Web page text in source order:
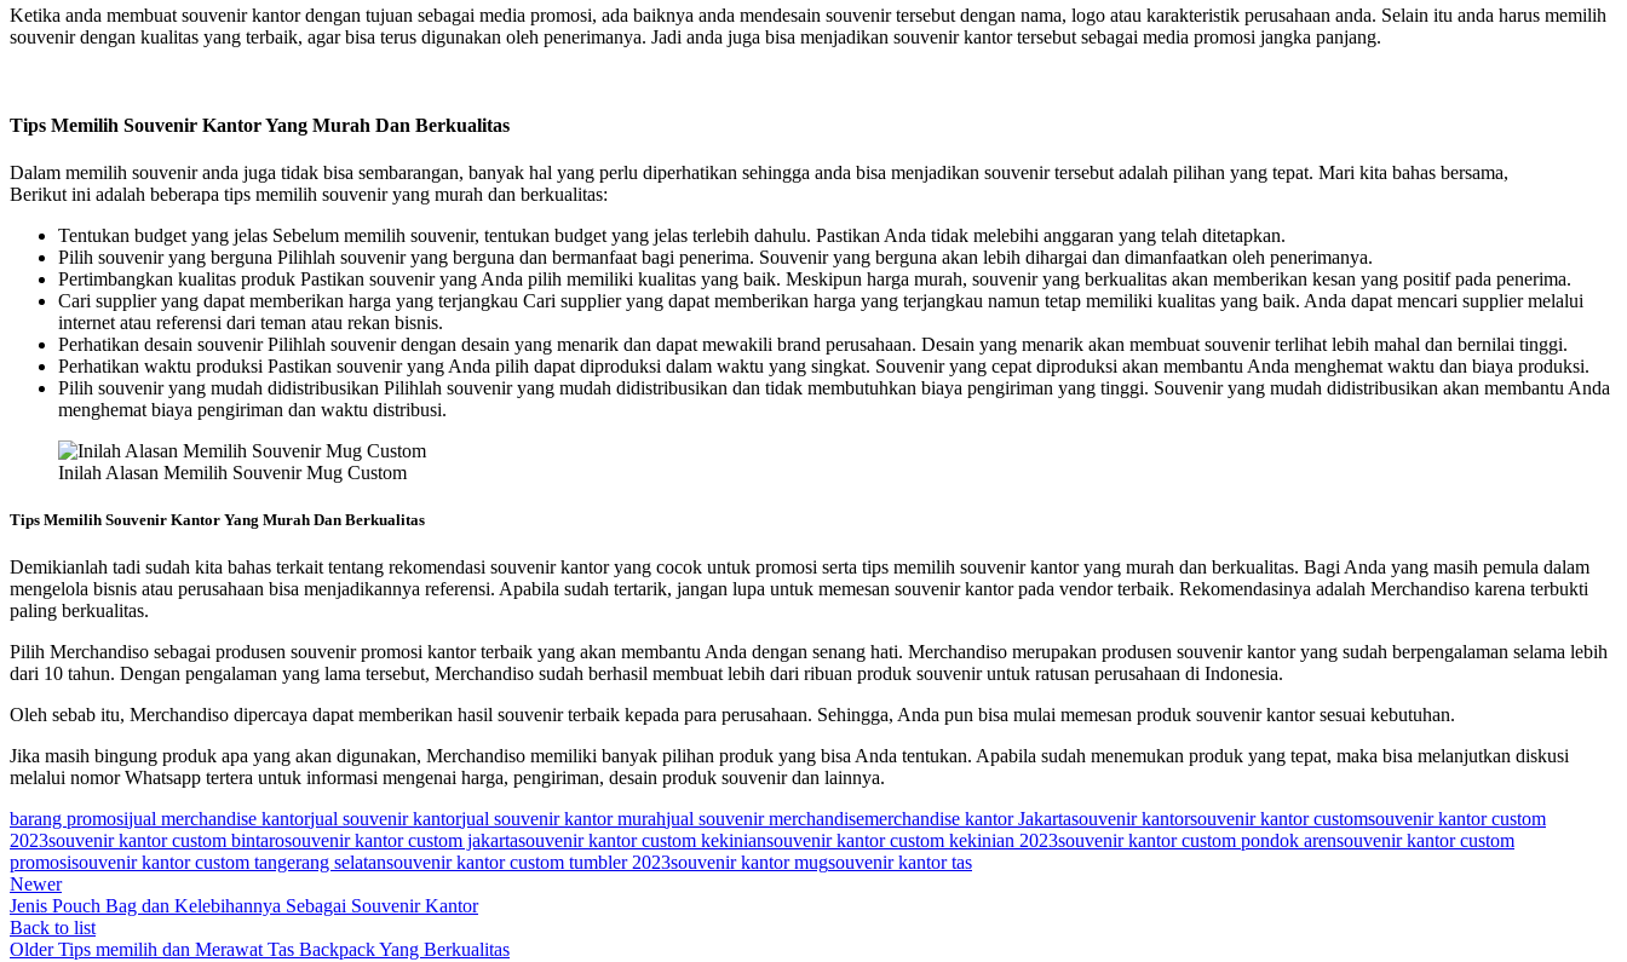
Ketika anda membuat souvenir kantor dengan tujuan sebagai media promosi, ada baiknya anda mendesain souvenir tersebut dengan nama, logo atau karakteristik perusahaan anda. Selain itu anda harus memilih
souvenir dengan kualitas yang terbaik, agar bisa terus digunakan oleh penerimanya. Jadi anda juga bisa menjadikan souvenir kantor tersebut sebagai media promosi jangka panjang.
Tips Memilih Souvenir Kantor Yang Murah Dan Berkualitas
Dalam memilih souvenir anda juga tidak bisa sembarangan, banyak hal yang perlu diperhatikan sehingga anda bisa menjadikan souvenir tersebut adalah pilihan yang tepat. Mari kita bahas bersama,
Berikut ini adalah beberapa tips memilih souvenir yang murah dan berkualitas:
Tentukan budget yang jelas Sebelum memilih souvenir, tentukan budget yang jelas terlebih dahulu. Pastikan Anda tidak melebihi anggaran yang telah ditetapkan.
Pilih souvenir yang berguna Pilihlah souvenir yang berguna dan bermanfaat bagi penerima. Souvenir yang berguna akan lebih dihargai dan dimanfaatkan oleh penerimanya.
Pertimbangkan kualitas produk Pastikan souvenir yang Anda pilih memiliki kualitas yang baik. Meskipun harga murah, souvenir yang berkualitas akan memberikan kesan yang positif pada penerima.
Cari supplier yang dapat memberikan harga yang terjangkau Cari supplier yang dapat memberikan harga yang terjangkau namun tetap memiliki kualitas yang baik. Anda dapat mencari supplier melalui
internet atau referensi dari teman atau rekan bisnis.
Perhatikan desain souvenir Pilihlah souvenir dengan desain yang menarik dan dapat mewakili brand perusahaan. Desain yang menarik akan membuat souvenir terlihat lebih mahal dan bernilai tinggi.
Perhatikan waktu produksi Pastikan souvenir yang Anda pilih dapat diproduksi dalam waktu yang singkat. Souvenir yang cepat diproduksi akan membantu Anda menghemat waktu dan biaya produksi.
Pilih souvenir yang mudah didistribusikan Pilihlah souvenir yang mudah didistribusikan dan tidak membutuhkan biaya pengiriman yang tinggi. Souvenir yang mudah didistribusikan akan membantu Anda
menghemat biaya pengiriman dan waktu distribusi.
Inilah Alasan Memilih Souvenir Mug Custom
Tips Memilih Souvenir Kantor Yang Murah Dan Berkualitas
Demikianlah tadi sudah kita bahas terkait tentang rekomendasi souvenir kantor yang cocok untuk promosi serta tips memilih souvenir kantor yang murah dan berkualitas. Bagi Anda yang masih pemula dalam
mengelola bisnis atau perusahaan bisa menjadikannya referensi. Apabila sudah tertarik, jangan lupa untuk memesan souvenir kantor pada vendor terbaik. Rekomendasinya adalah Merchandiso karena terbukti
paling berkualitas.
Pilih Merchandiso sebagai produsen souvenir promosi kantor terbaik yang akan membantu Anda dengan senang hati. Merchandiso merupakan produsen souvenir kantor yang sudah berpengalaman selama lebih
dari 10 tahun. Dengan pengalaman yang lama tersebut, Merchandiso sudah berhasil membuat lebih dari ribuan produk souvenir untuk ratusan perusahaan di Indonesia.
Oleh sebab itu, Merchandiso dipercaya dapat memberikan hasil souvenir terbaik kepada para perusahaan. Sehingga, Anda pun bisa mulai memesan produk souvenir kantor sesuai kebutuhan.
Jika masih bingung produk apa yang akan digunakan, Merchandiso memiliki banyak pilihan produk yang bisa Anda tentukan. Apabila sudah menemukan produk yang tepat, maka bisa melanjutkan diskusi
melalui nomor Whatsapp tertera untuk informasi mengenai harga, pengiriman, desain produk souvenir dan lainnya.
barang promosijual merchandise kantorjual souvenir kantorjual souvenir kantor murahjual souvenir merchandisemerchandise kantor Jakartasouvenir kantorsouvenir kantor customsouvenir kantor custom
2023souvenir kantor custom bintarosouvenir kantor custom jakartasouvenir kantor custom kekiniansouvenir kantor custom kekinian 2023souvenir kantor custom pondok arensouvenir kantor custom
promosisouvenir kantor custom tangerang selatansouvenir kantor custom tumbler 2023souvenir kantor mugsouvenir kantor tas
Newer
Jenis Pouch Bag dan Kelebihannya Sebagai Souvenir Kantor
Back to list
Older Tips memilih dan Merawat Tas Backpack Yang Berkualitas